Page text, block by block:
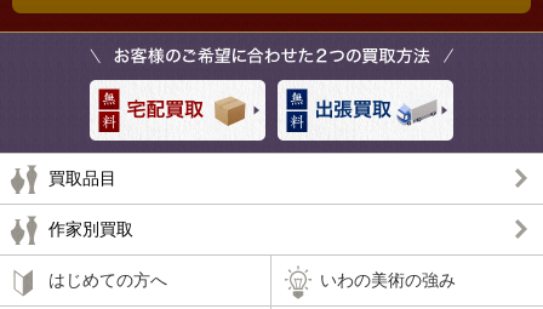
買取品目
作家別買取
はじめての方へ いわの美術の強み